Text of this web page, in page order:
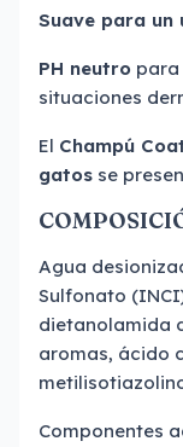
Suave para un
PH neutro
situaciones
El Champú
gatos se
Agua
Sulfonato
dietanolamida
aromas, ácido
Componentes